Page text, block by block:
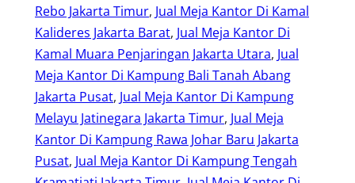
Rebo Jakarta Timur, Jual Meja Kantor Di Kamal
Kalideres Jakarta Barat, Jual Meja Kantor Di
Kamal Muara Penjaringan Jakarta Utara, Jual
Meja Kantor Di Kampung Bali Tanah Abang
Jakarta Pusat, Jual Meja Kantor Di Kampung
Melayu Jatinegara Jakarta Timur, Jual Meja
Kantor Di Kampung Rawa Johar Baru Jakarta
Pusat, Jual Meja Kantor Di Kampung Tengah